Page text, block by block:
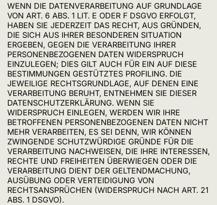
WENN DIE DATENVERARBEITUNG AUF GRUNDLAGE
VON ART. 6 ABS. 1 LIT. E ODER F DSGVO ERFOLGT,
HABEN SIE JEDERZEIT DAS RECHT, AUS GRÜNDEN,
DIE SICH AUS IHRER BESONDEREN SITUATION
ERGEBEN, GEGEN DIE VERARBEITUNG IHRER
PERSONENBEZOGENEN DATEN WIDERSPRUCH
EINZULEGEN; DIES GILT AUCH FÜR EIN AUF DIESE
BESTIMMUNGEN GESTÜTZTES PROFILING. DIE
JEWEILIGE RECHTSGRUNDLAGE, AUF DENEN EINE
VERARBEITUNG BERUHT, ENTNEHMEN SIE DIESER
DATENSCHUTZERKLÄRUNG. WENN SIE
WIDERSPRUCH EINLEGEN, WERDEN WIR IHRE
BETROFFENEN PERSONENBEZOGENEN DATEN NICHT
MEHR VERARBEITEN, ES SEI DENN, WIR KÖNNEN
ZWINGENDE SCHUTZWÜRDIGE GRÜNDE FÜR DIE
VERARBEITUNG NACHWEISEN, DIE IHRE INTERESSEN,
RECHTE UND FREIHEITEN ÜBERWIEGEN ODER DIE
VERARBEITUNG DIENT DER GELTENDMACHUNG,
AUSÜBUNG ODER VERTEIDIGUNG VON
RECHTSANSPRÜCHEN (WIDERSPRUCH NACH ART. 21
ABS. 1 DSGVO).